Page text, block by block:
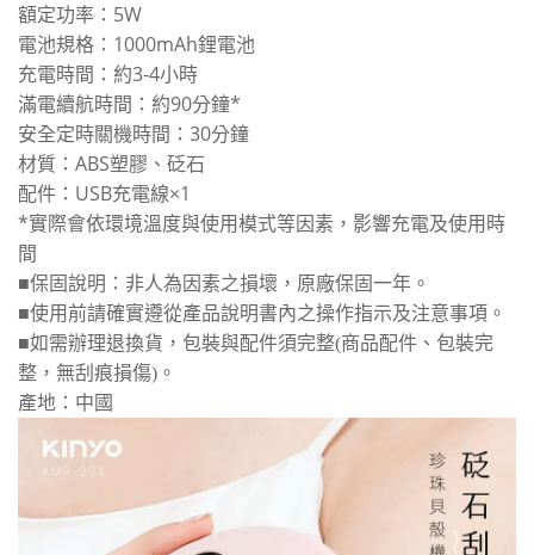
額定功率：5W
電池規格：1000mAh鋰電池
充電時間：約3-4小時
滿電續航時間：約90分鐘*
安全定時關機時間：30分鐘
材質：ABS塑膠、砭石
配件：USB充電線×1
*實際會依環境溫度與使用模式等因素，影響充電及使用時
間
■保固說明：非人為因素之損壞，原廠保固一年。
■使用前請確實遵從產品說明書內之操作指示及注意事項。
■如需辦理退換貨，包裝與配件須完整(商品配件、包裝完
整，無刮痕損傷) 。
產地：中國